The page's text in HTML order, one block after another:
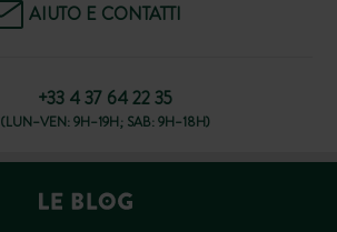
AIUTO E CONTATTI
+33 4 37 64 22 35
(LUN–VEN: 9H–19H; SAB: 9H–18H)